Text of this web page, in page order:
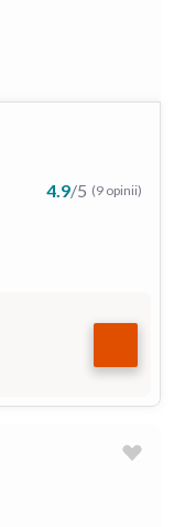
4.9/5 (9 opinii)